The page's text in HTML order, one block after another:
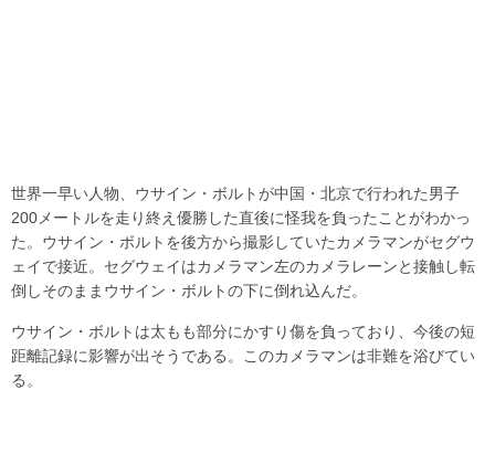
世界一早い人物、ウサイン・ボルトが中国・北京で行われた男子
200メートルを走り終え優勝した直後に怪我を負ったことがわかっ
た。ウサイン・ボルトを後方から撮影していたカメラマンがセグウ
ェイで接近。セグウェイはカメラマン左のカメラレーンと接触し転
倒しそのままウサイン・ボルトの下に倒れ込んだ。
ウサイン・ボルトは太もも部分にかすり傷を負っており、今後の短
距離記録に影響が出そうである。このカメラマンは非難を浴びてい
る。